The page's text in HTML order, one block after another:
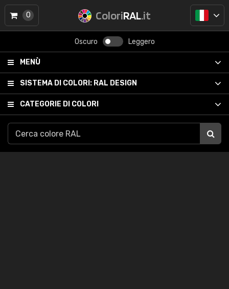
ColoriRAL.it
Oscuro Leggero
MENÙ
SISTEMA DI COLORI: RAL DESIGN
CATEGORIE DI COLORI
0